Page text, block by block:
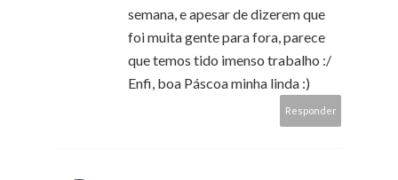
semana, e apesar de dizerem que
foi muita gente para fora, parece
que temos tido imenso trabalho :/
Enfi, boa Páscoa minha linda :)
Responder